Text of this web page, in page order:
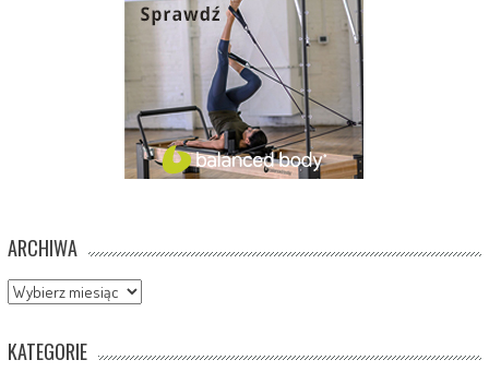
ARCHIWA
Archiwa
KATEGORIE